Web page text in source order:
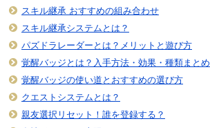
スキル継承 おすすめの組み合わせ
スキル継承システムとは？
パズドラレーダーとは？メリットと遊び方
覚醒バッジとは？入手方法・効果・種類まとめ
覚醒バッジの使い道とおすすめの選び方
クエストシステムとは？
親友選択リセット！誰を登録する？